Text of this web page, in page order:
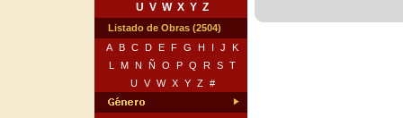
U V W X Y Z
Listado de Obras (2504)
A
B C D E F G H I J
K
L
M N Ñ O P Q R S T
U
V W X Y Z #